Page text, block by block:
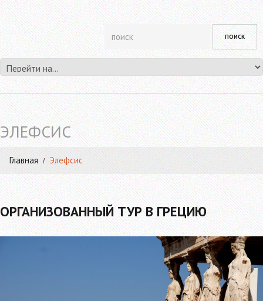
ЭЛЕФСИС
Главная Элефсис
ОРГАНИЗОВАННЫЙ ТУР В ГРЕЦИЮ